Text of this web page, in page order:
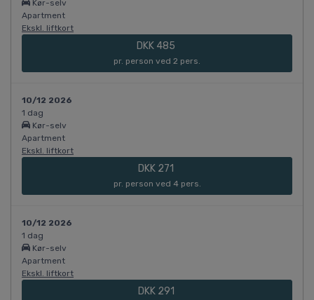
Kør-selv
Apartment
Ekskl. liftkort
DKK 485
pr. person ved 2 pers.
10/12 2026
1 dag
Kør-selv
Apartment
Ekskl. liftkort
DKK 271
pr. person ved 4 pers.
10/12 2026
1 dag
Kør-selv
Apartment
Ekskl. liftkort
DKK 291